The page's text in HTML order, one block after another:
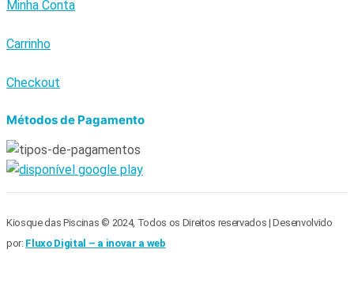
Minha Conta
Carrinho
Checkout
Métodos de Pagamento
Kiosque das Piscinas © 2024, Todos os Direitos reservados | Desenvolvido
por: Fluxo Digital – a inovar a web